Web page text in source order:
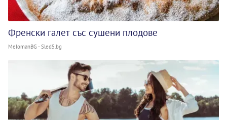
Френски галет със сушени плодове
MelomanBG - Sled5.bg